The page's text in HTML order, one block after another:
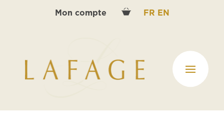
Mon compte FR EN